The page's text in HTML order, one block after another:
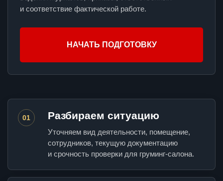
и соответствие фактической работе.
НАЧАТЬ ПОДГОТОВКУ
01 Разбираем ситуацию
Уточняем вид деятельности, помещение,
сотрудников, текущую документацию
и срочность проверки для груминг-салона.